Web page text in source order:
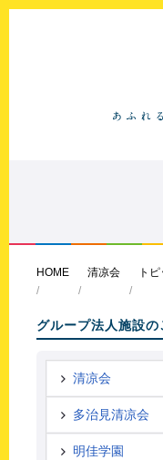
HOME 清凉会 ト
グループ法人施設の
清凉会
多治見清凉会
明佳学園